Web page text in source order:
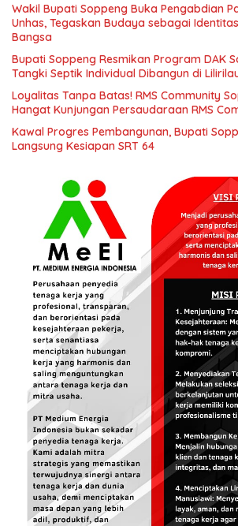
Wakil Bupati Soppeng Buka Pengabdian
Unhas, Tegaskan Budaya sebagai
Bangsa
Bupati Soppeng Resmikan Program DAK
Tangki Septik Individual Dibangun di
Loyalitas Tanpa Batas! RMS Community
Hangat Kunjungan Persaudaraan RMS
Kawal Progres Pembangunan, Bupati
Langsung Kesiapan SRT 64